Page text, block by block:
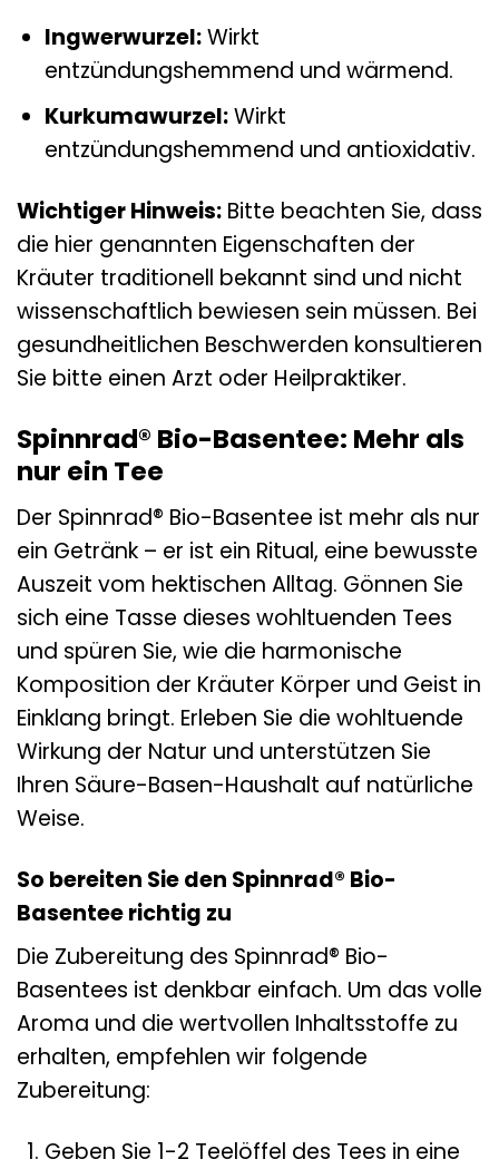
Ingwerwurzel:Wirkt
entzündungshemmend und wärmend.
Kurkumawurzel:Wirkt
entzündungshemmend und antioxidativ.
Wichtiger Hinweis: Bitte beachten Sie, dass
die hier genannten Eigenschaften der
Kräuter traditionell bekannt sind und nicht
wissenschaftlich bewiesen sein müssen. Bei
gesundheitlichen Beschwerden konsultieren
Sie bitte einen Arzt oder Heilpraktiker.
Spinnrad® Bio-Basentee: Mehr als
nur ein Tee
Der Spinnrad® Bio-Basentee ist mehr als nur
ein Getränk – er ist ein Ritual, eine bewusste
Auszeit vom hektischen Alltag. Gönnen Sie
sich eine Tasse dieses wohltuenden Tees
und spüren Sie, wie die harmonische
Komposition der Kräuter Körper und Geist in
Einklang bringt. Erleben Sie die wohltuende
Wirkung der Natur und unterstützen Sie
Ihren Säure-Basen-Haushalt auf natürliche
Weise.
So bereiten Sie den Spinnrad® Bio-
Basentee richtig zu
Die Zubereitung des Spinnrad® Bio-
Basentees ist denkbar einfach. Um das volle
Aroma und die wertvollen Inhaltsstoffe zu
erhalten, empfehlen wir folgende
Zubereitung:
Geben Sie 1-2 Teelöffel des Tees in eine